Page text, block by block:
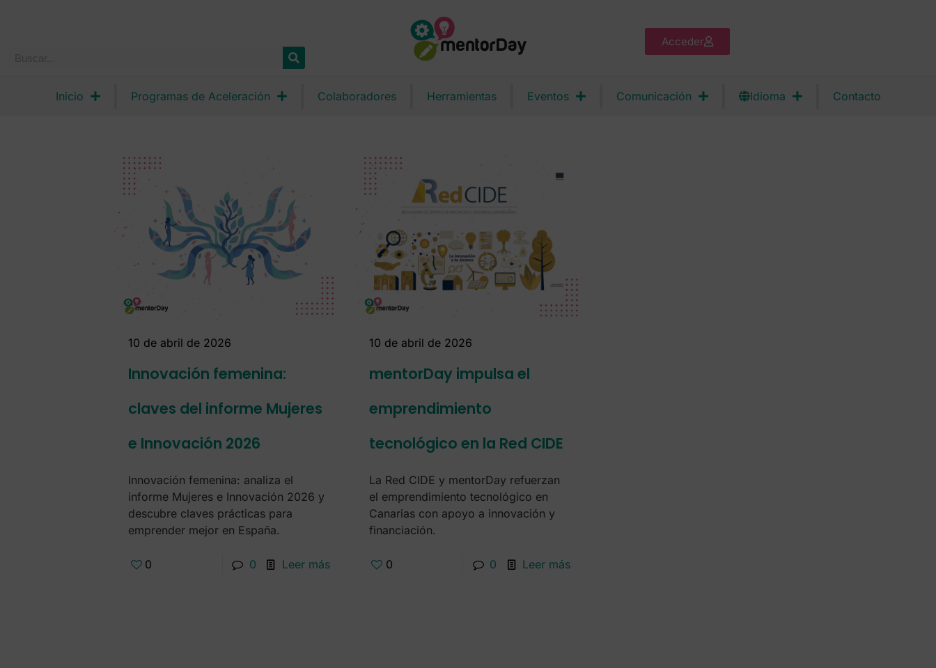
Acceder
Inicio Programas de Aceleración Colaboradores Herramientas Eventos Comunicación Idioma Contacto
10 de abril de 2026
Innovación femenina:
claves del informe Mujeres
e Innovación 2026
Innovación femenina: analiza el
informe Mujeres e Innovación 2026 y
descubre claves prácticas para
emprender mejor en España.
0 0 Leer más
10 de abril de 2026
mentorDay impulsa el
emprendimiento
tecnológico en la Red CIDE
La Red CIDE y mentorDay refuerzan
el emprendimiento tecnológico en
Canarias con apoyo a innovación y
financiación.
0 0 Leer más